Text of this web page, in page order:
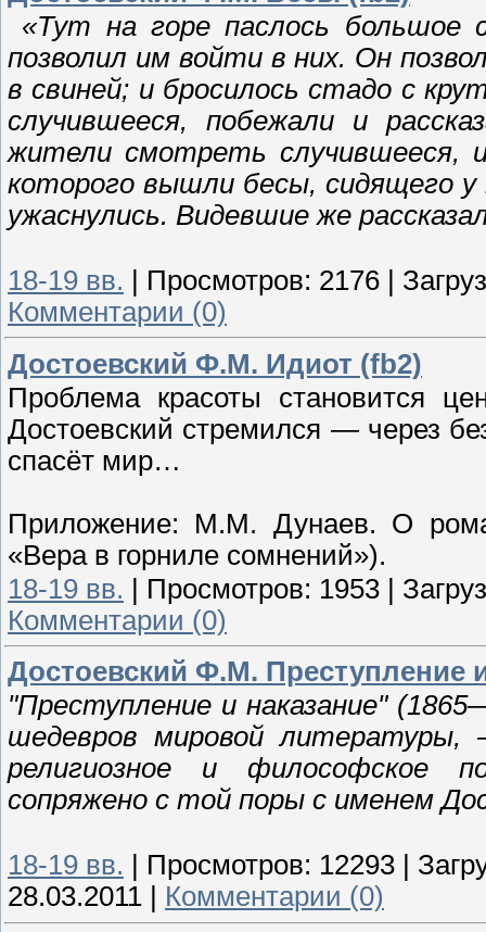
«Тут на горе паслось большое
позволил им войти в них. Он
в свиней; и бросилось стадо с
случившееся, побежали и
жители смотреть случившееся,
которого вышли бесы, сидящего у
ужаснулись. Видевшие же
18-19 вв. Просмотров: 2176
Комментарии (0)
Достоевский Ф.М. Идиот (fb2)
Проблема красоты становится
Достоевский стремился — через
спасёт мир…
Приложение: М.М. Дунаев. О
«Вера в горниле сомнений»).
18-19 вв. | Просмотров: 1953 |
Комментарии (0)
Достоевский Ф.М. Преступление
"Преступление и наказание"
шедевров мировой литературы,
религиозное и философское
сопряжено с той поры с именем
18-19 вв. Просмотров: 12293
28.03.2011
Комментарии (0)